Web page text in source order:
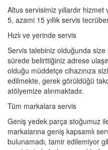
Altus servisimiz yıllardır hizmet
5, azami 15 yıllık servis
Hızlı ve yerinde servis
Servis talebiniz olduğunda size
sürede belirttiğiniz adrese
olduğu müddetçe cihazınıza
edilmekte, gerek görüldüğü
atölyemize alınmaktadır.
Tüm markalara servis
Geniş yedek parça stoğumuz
markalarına geniş kapsamlı
bulunamadı, tamir edilemiyor